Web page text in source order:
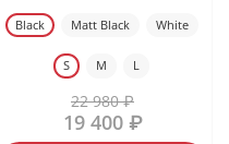
Black Matt Black White
S M L
22 980 ₽
19 400 ₽